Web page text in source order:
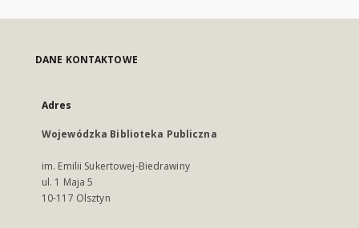
DANE KONTAKTOWE
Adres
Wojewódzka Biblioteka Publiczna
im. Emilii Sukertowej-Biedrawiny
ul. 1 Maja 5
10-117 Olsztyn